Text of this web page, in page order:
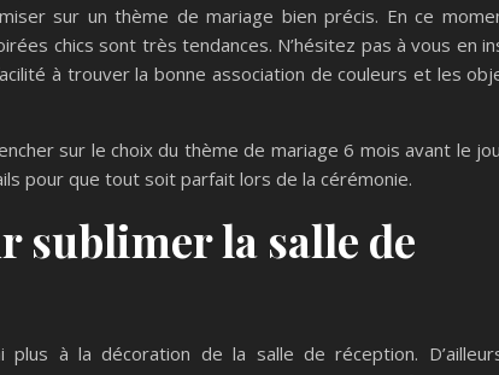
sur un thème de mariage bien précis. En ce
chics sont très tendances. N’hésitez pas à vous en
à trouver la bonne association de couleurs et les
sur le choix du thème de mariage 6 mois avant le
pour que tout soit parfait lors de la cérémonie.
sublimer la salle de
à la décoration de la salle de réception.